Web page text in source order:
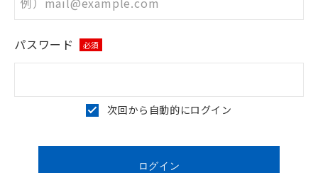
パスワード 必須
次回から自動的にログイン